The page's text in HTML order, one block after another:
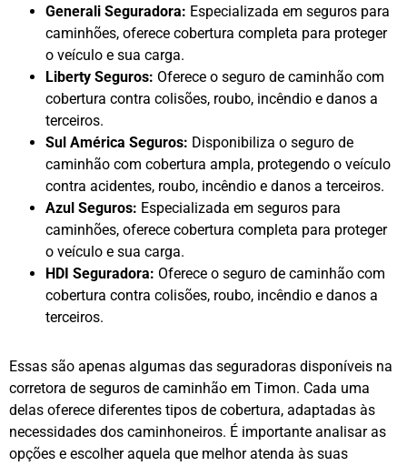
Generali Seguradora: Especializada em seguros para
caminhões, oferece cobertura completa para proteger
o veículo e sua carga.
Liberty Seguros: Oferece o seguro de caminhão com
cobertura contra colisões, roubo, incêndio e danos a
terceiros.
Sul América Seguros: Disponibiliza o seguro de
caminhão com cobertura ampla, protegendo o veículo
contra acidentes, roubo, incêndio e danos a terceiros.
Azul Seguros: Especializada em seguros para
caminhões, oferece cobertura completa para proteger
o veículo e sua carga.
HDI Seguradora: Oferece o seguro de caminhão com
cobertura contra colisões, roubo, incêndio e danos a
terceiros.
Essas são apenas algumas das seguradoras disponíveis na
corretora de seguros de caminhão em Timon. Cada uma
delas oferece diferentes tipos de cobertura, adaptadas às
necessidades dos caminhoneiros. É importante analisar as
opções e escolher aquela que melhor atenda às suas